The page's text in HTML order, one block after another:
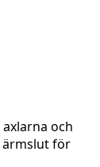
axlarna och
ärmslutför